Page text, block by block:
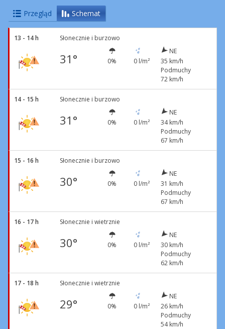
Przegląd Schemat
13 - 14 h Słonecznie i burzowo
31° 0% 0 l/m²
NE
35 km/h
Podmuchy
72 km/h
14 - 15 h Słonecznie i burzowo
31° 0% 0 l/m²
NE
34 km/h
Podmuchy
67 km/h
15 - 16 h Słonecznie i burzowo
30° 0% 0 l/m²
NE
31 km/h
Podmuchy
67 km/h
16 - 17 h Słonecznie i wietrznie
30° 0% 0 l/m²
NE
30 km/h
Podmuchy
62 km/h
17 - 18 h Słonecznie i wietrznie
29° 0% 0 l/m²
NE
26 km/h
Podmuchy
54 km/h